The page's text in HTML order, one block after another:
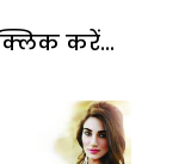
करें...